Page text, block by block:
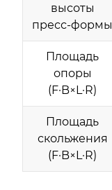
высоты
пресс-формы
Площадь
опоры
(F·B×L·R)
Площадь
скольжения
(F·B×L·R)